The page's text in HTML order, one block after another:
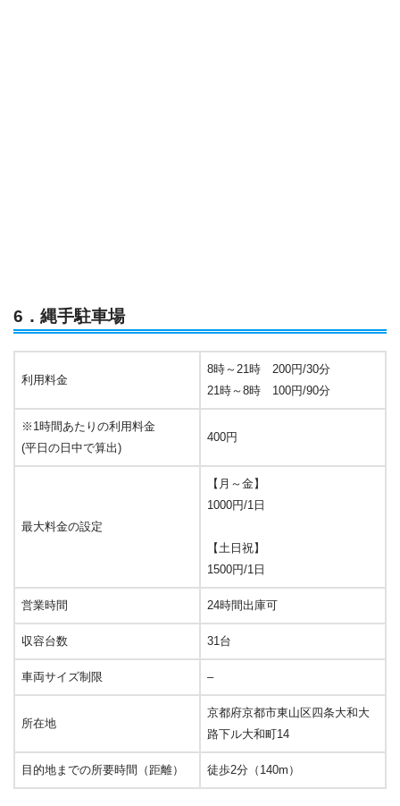
6．縄手駐車場
利用料金
8時～21時 200円/30分
21時～8時 100円/90分
※1時間あたりの利用料金
(平日の日中で算出)
400円
最大料金の設定
【月～金】
1000円/1日
【土日祝】
1500円/1日
営業時間 24時間出庫可
収容台数 31台
車両サイズ制限 –
所在地
京都府京都市東山区四条大和大
路下ル大和町14
目的地までの所要時間（距離） 徒歩2分（140m）